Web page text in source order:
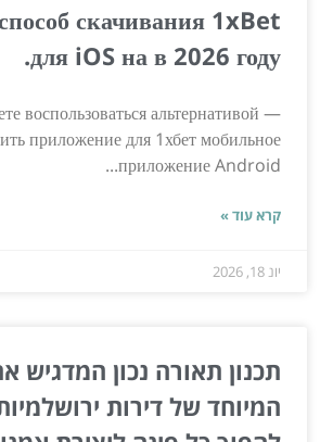
скачивания 1xBet
для iOS на в 2026 году.
воспользоваться альтернативой —
приложение для 1хбет мобильное
приложение Android...
קרא עוד »
יונ 18, 2026
תכנון תאורה נכון המדגיש
המיוחד של דירות